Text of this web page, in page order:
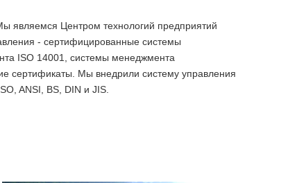
являемся Центром технологий предприятий
- сертифицированные системы
ISO 14001, системы менеджмента
сертификаты. Мы внедрили систему управления
ANSI, BS, DIN и JIS.